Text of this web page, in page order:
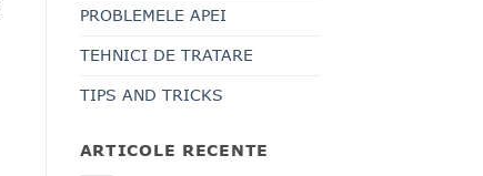
PROBLEMELE APEI
TEHNICI DE TRATARE
TIPS AND TRICKS
ARTICOLE RECENTE